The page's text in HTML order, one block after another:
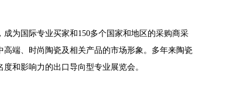
为国际专业买家和150多个国家和地区的采购商采
端、时尚陶瓷及相关产品的市场形象。多年来陶瓷
和影响力的出口导向型专业展览会。